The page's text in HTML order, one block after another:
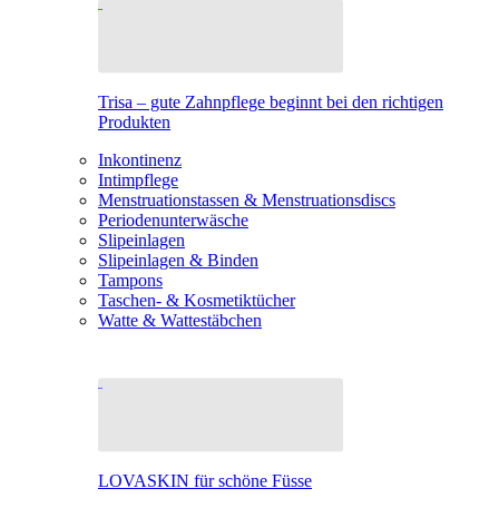
Trisa – gute Zahnpflege beginnt bei den richtigen
Produkten
Inkontinenz
Intimpflege
Menstruationstassen & Menstruationsdiscs
Periodenunterwäsche
Slipeinlagen
Slipeinlagen & Binden
Tampons
Taschen- & Kosmetiktücher
Watte & Wattestäbchen
LOVASKIN für schöne Füsse